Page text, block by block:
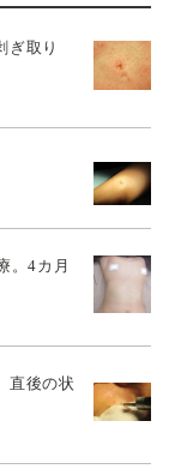
ぎ取り
。4カ月
直後の状